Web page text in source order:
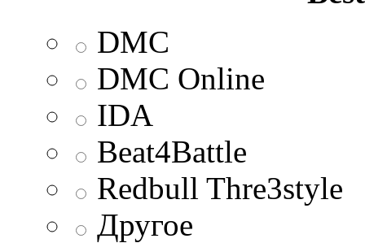
DMC
DMC Online
IDA
Beat4Battle
Redbull Thre3style
Другое